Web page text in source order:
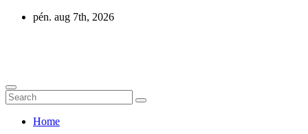
Skip
pén. aug 7th, 2026
Home